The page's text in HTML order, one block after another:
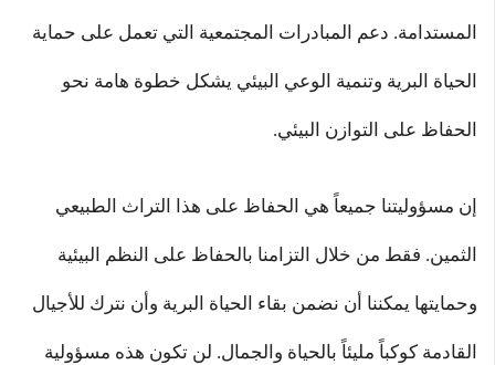
المستدامة. دعم المبادرات المجتمعية التي تعمل على حماية
الحياة البرية وتنمية الوعي البيئي يشكل خطوة هامة نحو
الحفاظ على التوازن البيئي.
إن مسؤوليتنا جميعاً هي الحفاظ على هذا التراث الطبيعي
الثمين. فقط من خلال التزامنا بالحفاظ على النظم البيئية
وحمايتها يمكننا أن نضمن بقاء الحياة البرية وأن نترك للأجيال
القادمة كوكباً مليئاً بالحياة والجمال. لن تكون هذه مسؤولية